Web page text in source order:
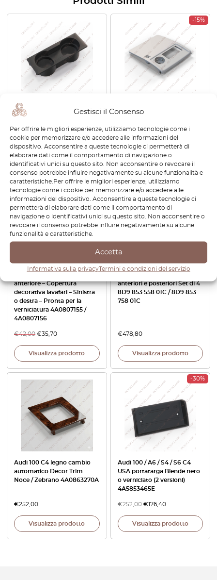
Gestisci il Consenso
Per offrire le migliori esperienze, utilizziamo tecnologie come i
cookie per memorizzare e/o accedere alle informazioni del
dispositivo. Acconsentire a queste tecnologie ci permetterà di
elaborare dati come il comportamento di navigazione o
identificativi unici su questo sito. Non acconsentire o revocare il
consenso potrebbe influire negativamente su alcune funzionalità e
caratteristiche.Per offrire le migliori esperienze, utilizziamo
tecnologie come i cookie per memorizzare e/o accedere alle
informazioni del dispositivo. Acconsentire a queste tecnologie ci
permetterà di elaborare dati come il comportamento di
navigazione o identificativi unici su questo sito. Non acconsentire o
revocare il consenso potrebbe influire negativamente su alcune
funzionalità e caratteristiche.
Accetta
Informativa sulla privacyTermini e condizioni del servizio
Audi A4 S4 B5 Consolle
centrale Doppio
8D0862533E
€75,60
Visualizza prodotto
-15%
Coupe Pannello Tettuccio
Colori 895877829A
€139,20 €118,32
Visualizza prodotto
-15%
anteriore – Copertura
decorativa lavafari – Sinistra
o destra – Pronta per la
verniciatura 4A0807155 /
4A0807156
€42,00 €35,70
Visualizza prodotto
anteriori e posteriori Set di 4
8D9 853 558 01C / 8D9 853
758 01C
€478,80
Visualizza prodotto
Audi 100 C4 legno cambio
automatico Decor Trim
Noce / Zebrano 4A0863270A
€252,00
Visualizza prodotto
-30%
Audi 100 / A6 / S4 / S6 C4
USA portatarga Blende nero
o verniciato (2 versioni)
4A5853465E
€252,00 €176,40
Visualizza prodotto